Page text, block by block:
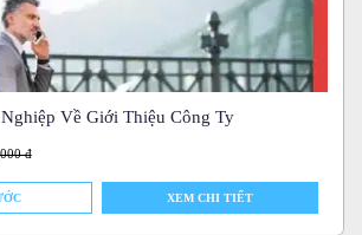
Về Giới Thiệu Công Ty
đ
XEM CHI TIẾT